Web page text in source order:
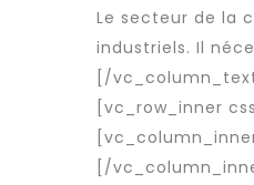
Le secteur de la
industriels. Il
[/
[vc_row_inner
[/